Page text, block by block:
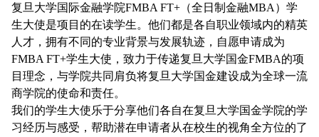
复旦大学国际金融学院FMBA FT+（全日制金融MBA）学
生大使是项目的在读学生。他们都是各自职业领域内的精英
人才，拥有不同的专业背景与发展轨迹，自愿申请成为
FMBA FT+学生大使，致力于传递复旦大学国金FMBA的项
目理念，与学院共同肩负将复旦大学国金建设成为全球一流
商学院的使命和责任。
我们的学生大使乐于分享他们各自在复旦大学国金学院的学
习经历与感受，帮助潜在申请者从在校生的视角全方位的了